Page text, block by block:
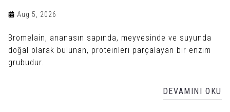
Aug 5, 2026
Bromelain, ananasın sapında, meyvesinde ve suyunda
doğal olarak bulunan, proteinleri parçalayan bir enzim
grubudur.
DEVAMINI OKU